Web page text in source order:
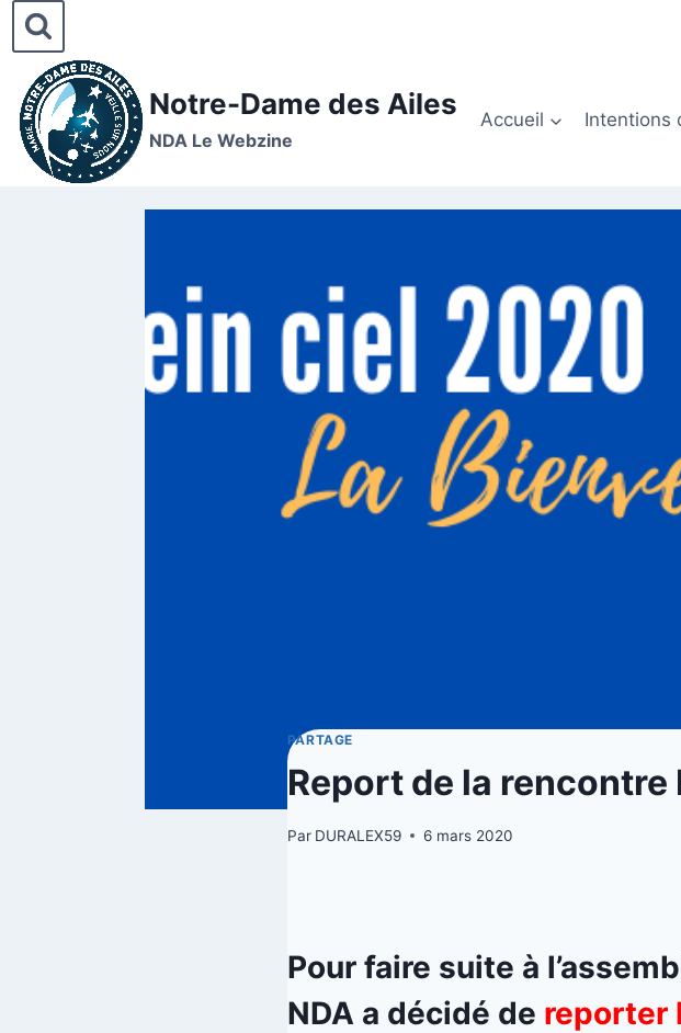
Notre-Dame des Ailes
NDA Le Webzine
Accueil Intentions
PARTAGE
Report de la
Par DURALEX59 6 mars 2020
Pour faire suite à
NDA a décidé de reporter